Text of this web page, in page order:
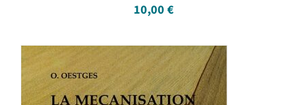
10,00 €